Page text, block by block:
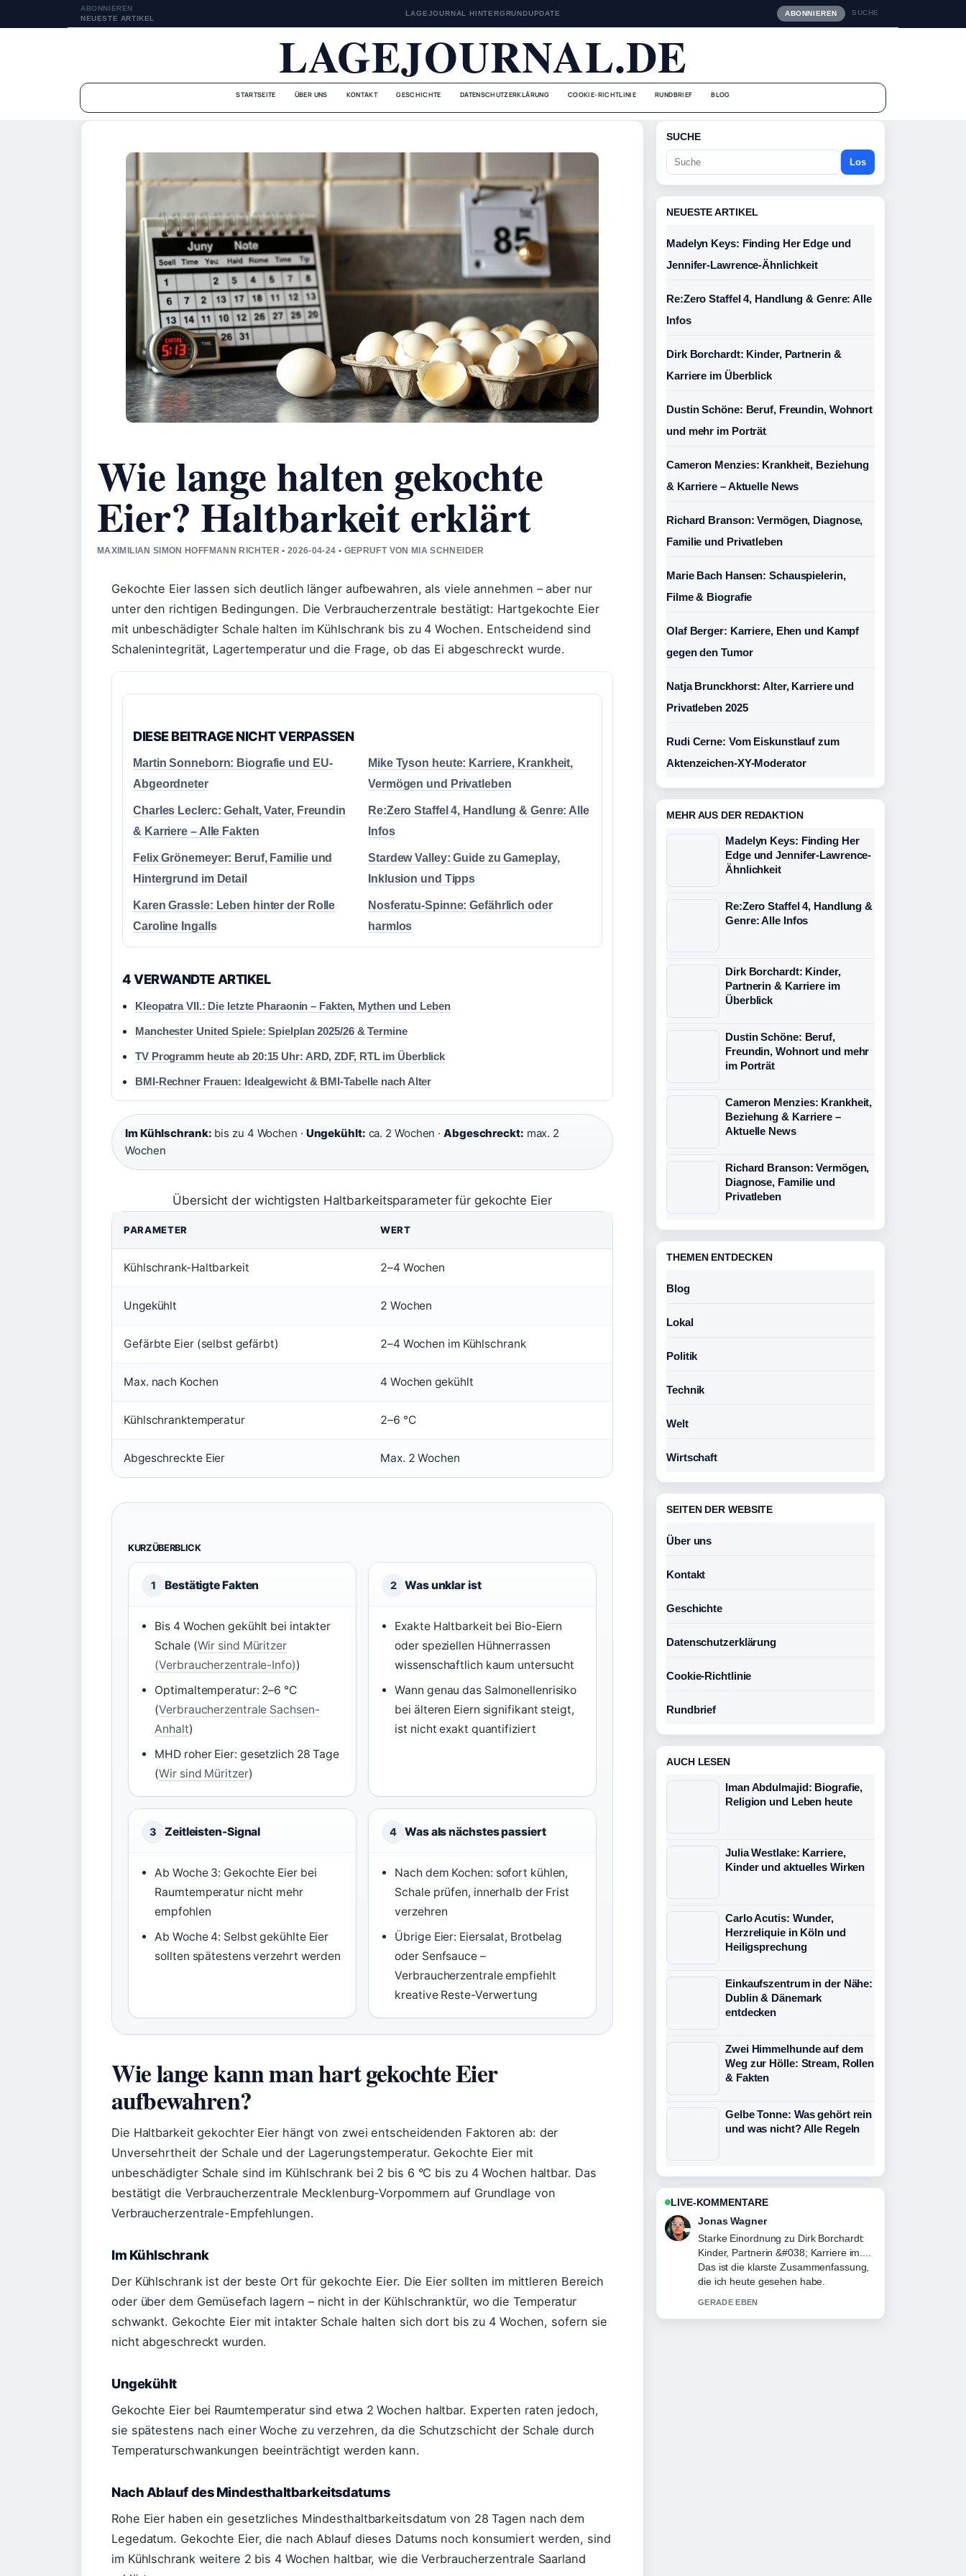
ABONNIEREN
NEUESTE ARTIKEL
LAGEJOURNAL HINTERGRUNDUPDATE ABONNIEREN SUCHE
LAGEJOURNAL.DE
STARTSEITE ÜBER UNS KONTAKT GESCHICHTE DATENSCHUTZERKLÄRUNG COOKIE-RICHTLINIE RUNDBRIEF BLOG
Wie lange halten gekochte
Eier? Haltbarkeit erklärt
MAXIMILIAN SIMON HOFFMANN RICHTER • 2026-04-24 • GEPRUFT VON MIA SCHNEIDER
Gekochte Eier lassen sich deutlich länger aufbewahren, als viele annehmen – aber nur
unter den richtigen Bedingungen. Die Verbraucherzentrale bestätigt: Hartgekochte Eier
mit unbeschädigter Schale halten im Kühlschrank bis zu 4 Wochen. Entscheidend sind
Schalenintegrität, Lagertemperatur und die Frage, ob das Ei abgeschreckt wurde.
DIESE BEITRAGE NICHT VERPASSEN
Martin Sonneborn: Biografie und EU-
Abgeordneter
Mike Tyson heute: Karriere, Krankheit,
Vermögen und Privatleben
Charles Leclerc: Gehalt, Vater, Freundin
& Karriere – Alle Fakten
Re:Zero Staffel 4, Handlung & Genre: Alle
Infos
Felix Grönemeyer: Beruf, Familie und
Hintergrund im Detail
Stardew Valley: Guide zu Gameplay,
Inklusion und Tipps
Karen Grassle: Leben hinter der Rolle
Caroline Ingalls
Nosferatu-Spinne: Gefährlich oder
harmlos
4 VERWANDTE ARTIKEL
Kleopatra VII.: Die letzte Pharaonin – Fakten, Mythen und Leben
Manchester United Spiele: Spielplan 2025/26 & Termine
TV Programm heute ab 20:15 Uhr: ARD, ZDF, RTL im Überblick
BMI-Rechner Frauen: Idealgewicht & BMI-Tabelle nach Alter
Im Kühlschrank: bis zu 4 Wochen · Ungekühlt: ca. 2 Wochen ·Abgeschreckt: max. 2
Wochen
Übersicht der wichtigsten Haltbarkeitsparameter für gekochte Eier
PARAMETER WERT
Kühlschrank-Haltbarkeit 2–4 Wochen
Ungekühlt 2 Wochen
Gefärbte Eier (selbst gefärbt) 2–4 Wochen im Kühlschrank
Max. nach Kochen 4 Wochen gekühlt
Kühlschranktemperatur 2–6 °C
Abgeschreckte Eier Max. 2 Wochen
KURZÜBERBLICK
1 Bestätigte Fakten
Bis 4 Wochen gekühlt bei intakter
Schale (Wir sind Müritzer
(Verbraucherzentrale-Info))
Optimaltemperatur: 2–6 °C
(Verbraucherzentrale Sachsen-
Anhalt)
MHD roher Eier: gesetzlich 28 Tage
(Wir sind Müritzer)
2 Was unklar ist
Exakte Haltbarkeit bei Bio-Eiern
oder speziellen Hühnerrassen
wissenschaftlich kaum untersucht
Wann genau das Salmonellenrisiko
bei älteren Eiern signifikant steigt,
ist nicht exakt quantifiziert
3 Zeitleisten-Signal
Ab Woche 3: Gekochte Eier bei
Raumtemperatur nicht mehr
empfohlen
Ab Woche 4: Selbst gekühlte Eier
sollten spätestens verzehrt werden
4 Was als nächstes passiert
Nach dem Kochen: sofort kühlen,
Schale prüfen, innerhalb der Frist
verzehren
Übrige Eier: Eiersalat, Brotbelag
oder Senfsauce –
Verbraucherzentrale empfiehlt
kreative Reste-Verwertung
Wie lange kann man hart gekochte Eier
aufbewahren?
Die Haltbarkeit gekochter Eier hängt von zwei entscheidenden Faktoren ab: der
Unversehrtheit der Schale und der Lagerungstemperatur. Gekochte Eier mit
unbeschädigter Schale sind im Kühlschrank bei 2 bis 6 °C bis zu 4 Wochen haltbar. Das
bestätigt die Verbraucherzentrale Mecklenburg-Vorpommern auf Grundlage von
Verbraucherzentrale-Empfehlungen.
Im Kühlschrank
Der Kühlschrank ist der beste Ort für gekochte Eier. Die Eier sollten im mittleren Bereich
oder über dem Gemüsefach lagern – nicht in der Kühlschranktür, wo die Temperatur
schwankt. Gekochte Eier mit intakter Schale halten sich dort bis zu 4 Wochen, sofern sie
nicht abgeschreckt wurden.
Ungekühlt
Gekochte Eier bei Raumtemperatur sind etwa 2 Wochen haltbar. Experten raten jedoch,
sie spätestens nach einer Woche zu verzehren, da die Schutzschicht der Schale durch
Temperaturschwankungen beeinträchtigt werden kann.
Nach Ablauf des Mindesthaltbarkeitsdatums
Rohe Eier haben ein gesetzliches Mindesthaltbarkeitsdatum von 28 Tagen nach dem
Legedatum. Gekochte Eier, die nach Ablauf dieses Datums noch konsumiert werden, sind
im Kühlschrank weitere 2 bis 4 Wochen haltbar, wie die Verbraucherzentrale Saarland
SUCHE
Los
NEUESTE ARTIKEL
Madelyn Keys: Finding Her Edge und
Jennifer-Lawrence-Ähnlichkeit
Re:Zero Staffel 4, Handlung & Genre: Alle
Infos
Dirk Borchardt: Kinder, Partnerin &
Karriere im Überblick
Dustin Schöne: Beruf, Freundin, Wohnort
und mehr im Porträt
Cameron Menzies: Krankheit, Beziehung
& Karriere – Aktuelle News
Richard Branson: Vermögen, Diagnose,
Familie und Privatleben
Marie Bach Hansen: Schauspielerin,
Filme & Biografie
Olaf Berger: Karriere, Ehen und Kampf
gegen den Tumor
Natja Brunckhorst: Alter, Karriere und
Privatleben 2025
Rudi Cerne: Vom Eiskunstlauf zum
Aktenzeichen-XY-Moderator
MEHR AUS DER REDAKTION
Madelyn Keys: Finding Her
Edge und Jennifer-Lawrence-
Ähnlichkeit
Re:Zero Staffel 4, Handlung &
Genre: Alle Infos
Dirk Borchardt: Kinder,
Partnerin & Karriere im
Überblick
Dustin Schöne: Beruf,
Freundin, Wohnort und mehr
im Porträt
Cameron Menzies: Krankheit,
Beziehung & Karriere –
Aktuelle News
Richard Branson: Vermögen,
Diagnose, Familie und
Privatleben
THEMEN ENTDECKEN
Blog
Lokal
Politik
Technik
Welt
Wirtschaft
SEITEN DER WEBSITE
Über uns
Kontakt
Geschichte
Datenschutzerklärung
Cookie-Richtlinie
Rundbrief
AUCH LESEN
Iman Abdulmajid: Biografie,
Religion und Leben heute
Julia Westlake: Karriere,
Kinder und aktuelles Wirken
Carlo Acutis: Wunder,
Herzreliquie in Köln und
Heiligsprechung
Einkaufszentrum in der Nähe:
Dublin & Dänemark
entdecken
Zwei Himmelhunde auf dem
Weg zur Hölle: Stream, Rollen
& Fakten
Gelbe Tonne: Was gehört rein
und was nicht? Alle Regeln
LIVE-KOMMENTARE
Lena Schmidt
Verfolge Madelyn Keys: Finding Her
Edge und Jennifer-Lawrence-
Ähnlichkeit genau – schaetze den
ausgewogenen Ton hier.
3 MIN ZUVOR